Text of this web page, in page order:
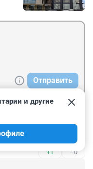
Отправить
ремонтом.
+1 –0
и другие